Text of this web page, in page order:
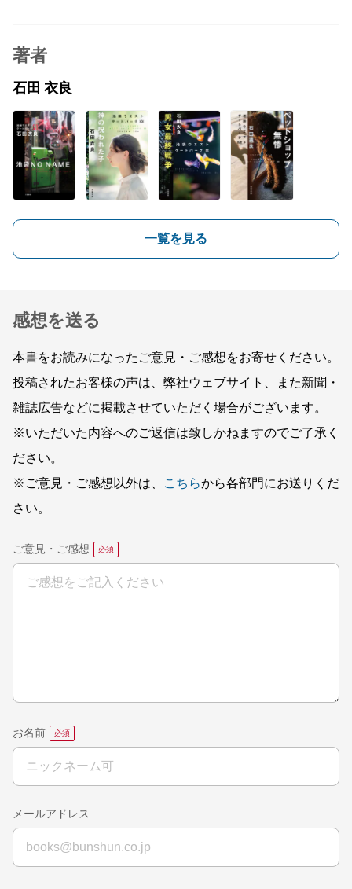
著者
石田 衣良
一覧を見る
感想を送る
本書をお読みになったご意見・ご感想をお寄せください。
投稿されたお客様の声は、弊社ウェブサイト、また新聞・
雑誌広告などに掲載させていただく場合がございます。
※いただいた内容へのご返信は致しかねますのでご了承く
ださい。
※ご意見・ご感想以外は、
こちらから各部門にお送りくだ
さい。
ご意見・ご感想
お名前
メールアドレス